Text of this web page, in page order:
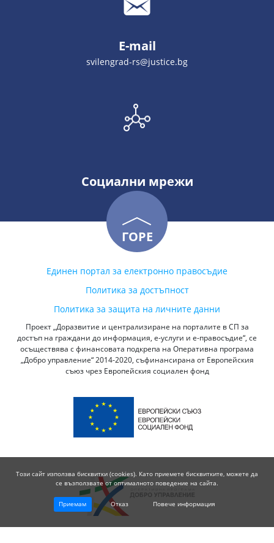
E-mail
svilengrad-rs@justice.bg
Социални мрежи
ГОРЕ
Единен портал за електронно правосъдие
Политика за достъпност
Политика за защита на личните данни
Проект „Доразвитие и централизиране на порталите в СП за
достъп на граждани до информация, е-услуги и е-правосъдие“, се
осъществява с финансовата подкрепа на Оперативна програма
„Добро управление“ 2014-2020, съфинансирана от Европейския
съюз чрез Европейския социален фонд
Този сайт използва бисквитки (cookies). Като приемете бисквитките, можете да
се възползвате от оптималното поведение на сайта.
Приемам Отказ Повече информация